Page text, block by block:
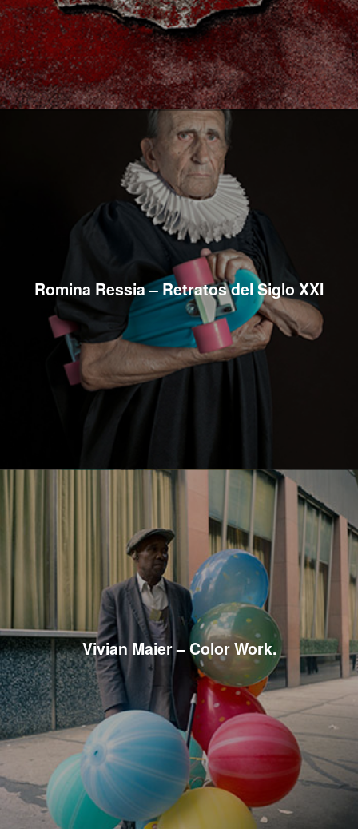
Romina Ressia – Retratos del Siglo XXI
Vivian Maier – Color Work.